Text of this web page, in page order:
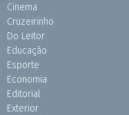
Cinema
Cruzeirinho
Do Leitor
Educação
Esporte
Economia
Editorial
Exterior